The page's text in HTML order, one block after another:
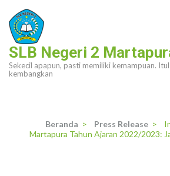
Lompat
ke
konten
(Tekan
Enter)
SLB Negeri 2
Sekecil apapun, pasti memiliki kemampuan.
kembangkan
Beranda > Press Release >
Martapura Tahun Ajaran 2022/2023: